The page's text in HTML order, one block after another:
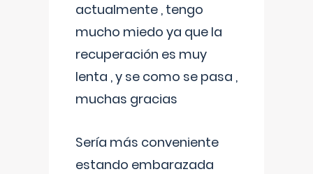
actualmente , tengo
mucho miedo ya que la
recuperación es muy
lenta , y se como se pasa ,
muchas gracias
Sería más conveniente
estando embarazada